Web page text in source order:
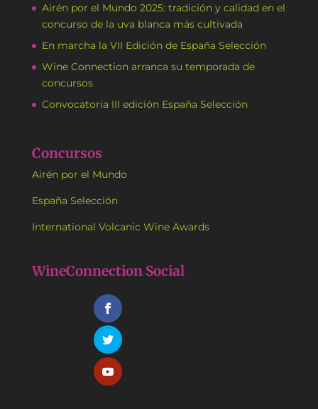
Airén por el Mundo 2025: tradición y calidad en el
concurso de la uva blanca más cultivada
En marcha la VII Edición de España Selección
Wine Connection arranca su temporada de
concursos
Convocatoria III edición España Selección
Concursos
Airén por el Mundo
España Selección
International Volcanic Wine Awards
WineConnection Social